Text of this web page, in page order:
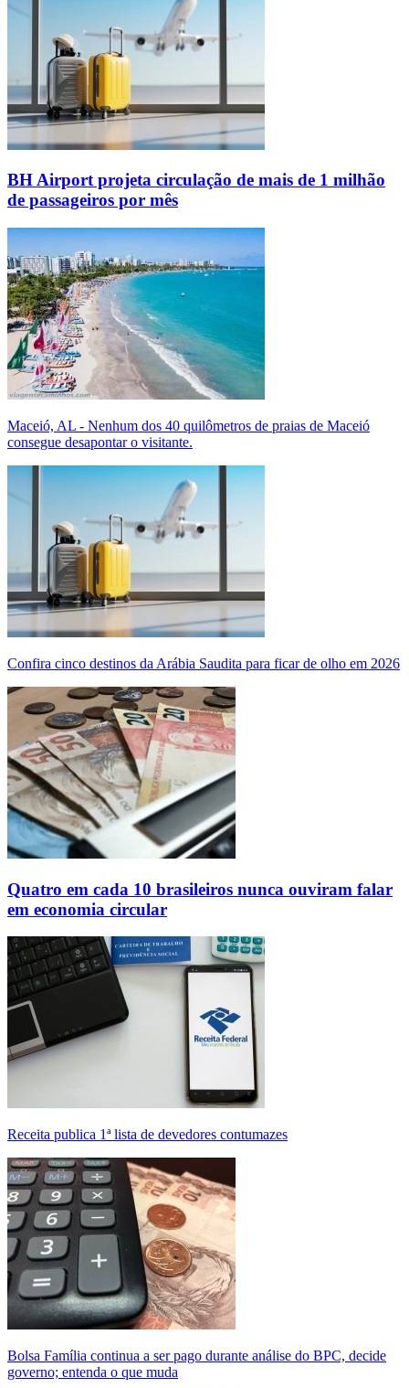
BH Airport projeta circulação de mais de 1 milhão
de passageiros por mês
Maceió, AL - Nenhum dos 40 quilômetros de praias de Maceió
consegue desapontar o visitante.
Confira cinco destinos da Arábia Saudita para ficar de olho em 2026
Quatro em cada 10 brasileiros nunca ouviram falar
em economia circular
Receita publica 1ª lista de devedores contumazes
Bolsa Família continua a ser pago durante análise do BPC, decide
governo; entenda o que muda